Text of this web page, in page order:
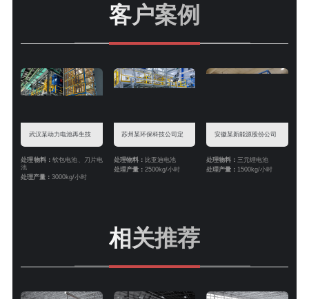
客户案例
武汉某动力电池再生技
术公司定制锂电池破碎
处理物料：软包电池、刀片电
池
处理产量：3000kg/小时
苏州某环保科技公司定
制汽车动力电池破碎分
处理物料： 比亚迪电池
处理产量： 2500kg/小时
安徽某新能源股份公司
定制三元锂电池破碎分
处理物料： 三元锂电池
处理产量： 1500kg/小时
相关推荐